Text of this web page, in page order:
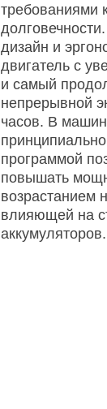
требованиями
дизайн и
двигатель с
и самый
непрерывной
часов. В
программой
повышать
возрастанием
влияющей на
аккумуляторов.